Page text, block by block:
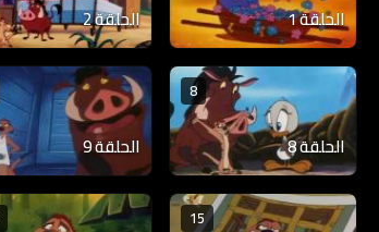
الحلقة 1 الحلقة 2
8
الحلقة 8 الحلقة 9
15